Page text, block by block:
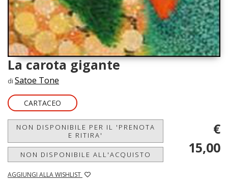
La carota gigante
di Satoe Tone
CARTACEO
NON DISPONIBILE PER IL 'PRENOTA
E RITIRA'
NON DISPONIBILE ALL'ACQUISTO
AGGIUNGI ALLA WISHLIST
€
15,00